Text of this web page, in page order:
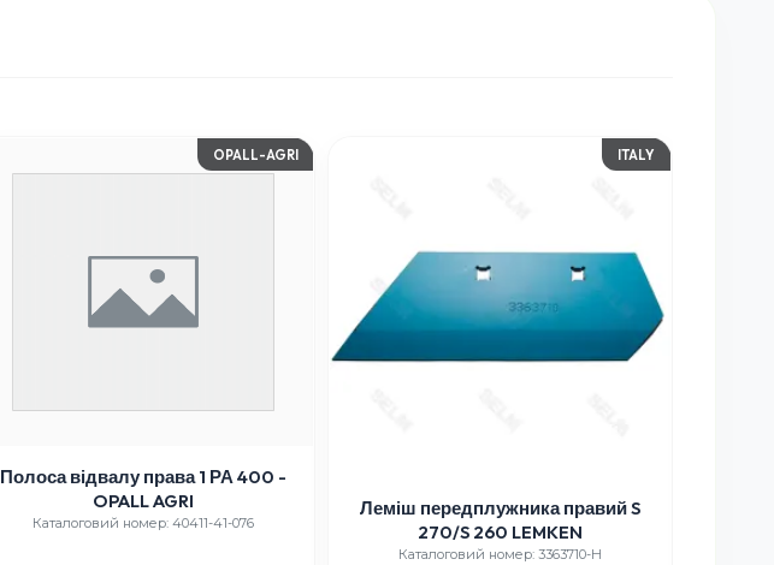
OPALL-AGRI
Полоса відвалу права 1 РА 400 -
OPALL AGRI
Каталоговий номер: 40411-41-076
ITALY
Леміш передплужника правий S
270/S 260 LEMKEN
Каталоговий номер: 3363710-H